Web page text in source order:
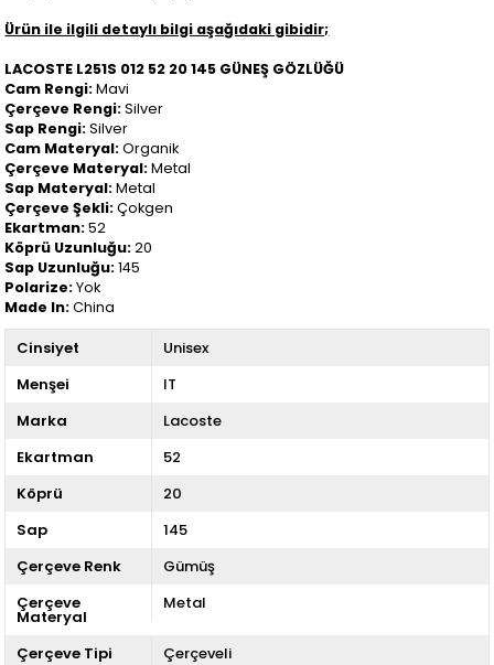
Ürün ile ilgili detaylı bilgi aşağıdaki gibidir;
LACOSTE L251S 012 52 20 145 GÜNEŞ GÖZLÜĞÜ
Cam Rengi:Mavi
Çerçeve Rengi:Silver
Sap Rengi:Silver
Cam Materyal:Organik
Çerçeve Materyal:Metal
Sap Materyal:Metal
Çerçeve Şekli:Çokgen
Ekartman:52
Köprü Uzunluğu:20
Sap Uzunluğu:145
Polarize:Yok
Made In:China
Cinsiyet
Unisex
Menşei
IT
Marka
Lacoste
Ekartman
52
Köprü
20
Sap
145
Çerçeve Renk
Gümüş
Çerçeve
Materyal
Metal
Çerçeve Tipi
Çerçeveli